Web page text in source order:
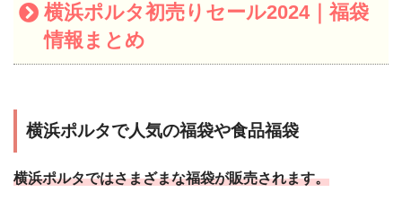
横浜ポルタ初売りセール2024｜福袋
情報まとめ
横浜ポルタで人気の福袋や食品福袋
横浜ポルタではさまざまな福袋が販売されます。